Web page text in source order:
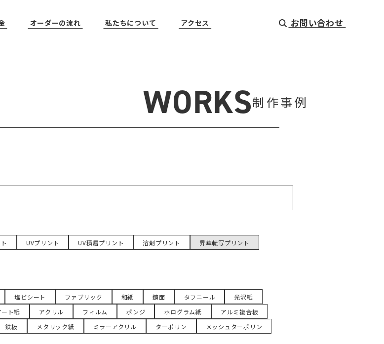
オーダーの流れ 私たちについて アクセス お問い合わせ
WORKS制作事例
UVプリント UV積層プリント 溶剤プリント
昇華転写プリント
塩ビシート ファブリック 和紙 鏡面 タフニール
光沢紙
ート紙 アクリル フィルム ポンジ ホログラム紙
アルミ複合板
鉄板 メタリック紙 ミラーアクリル ターポリン
メッシュターポリン